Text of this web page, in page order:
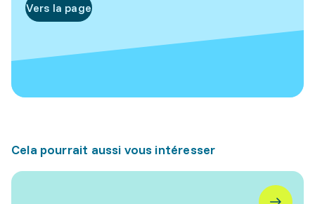
Vers la page
Cela pourrait aussi vous intéresser